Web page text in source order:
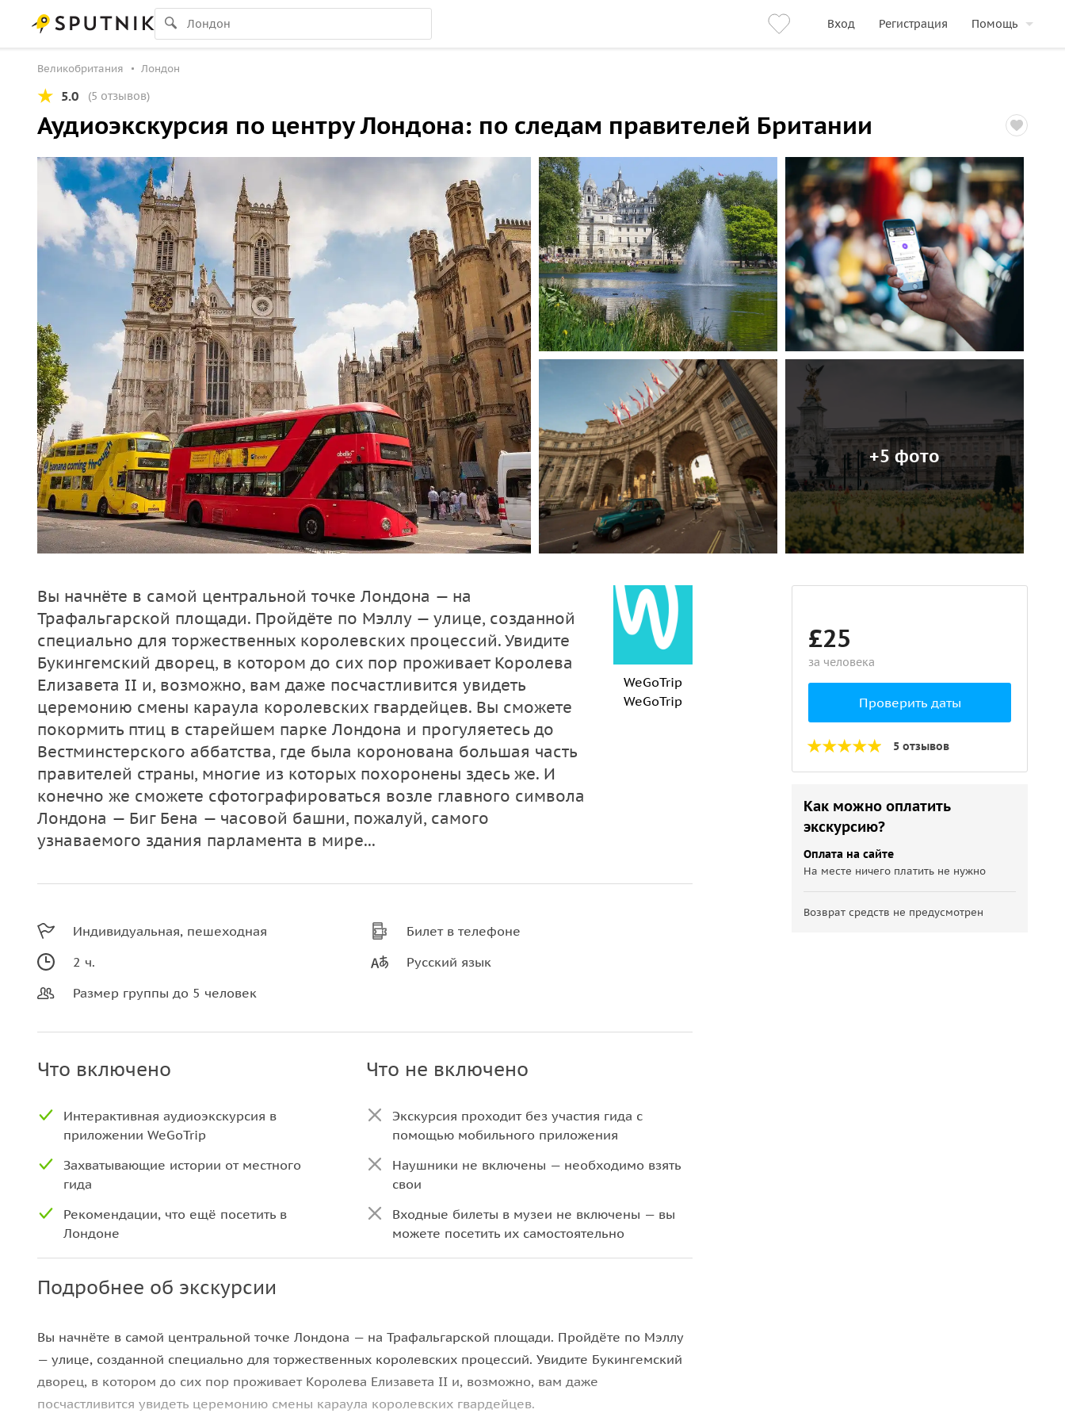
Вход Регистрация Помощь
Великобритания Лондон
5.0 (5 отзывов)
Аудиоэкскурсия по центру Лондона: по следам правителей Британии
+5 фото
Вы начнёте в самой центральной точке Лондона — на
Трафальгарской площади. Пройдёте по Мэллу — улице, созданной
специально для торжественных королевских процессий. Увидите
Букингемский дворец, в котором до сих пор проживает Королева
Елизавета II и, возможно, вам даже посчастливится увидеть
церемонию смены караула королевских гвардейцев. Вы сможете
покормить птиц в старейшем парке Лондона и прогуляетесь до
Вестминстерского аббатства, где была коронована большая часть
правителей страны, многие из которых похоронены здесь же. И
конечно же сможете сфотографироваться возле главного символа
Лондона — Биг Бена — часовой башни, пожалуй, самого
узнаваемого здания парламента в мире...
WeGoTrip
WeGoTrip
Индивидуальная, пешеходная
2 ч.
Размер группы до 5 человек
Билет в телефоне
Русский язык
Что включено
Интерактивная аудиоэкскурсия в
приложении WeGoTrip
Захватывающие истории от местного
гида
Рекомендации, что ещё посетить в
Лондоне
Что не включено
Экскурсия проходит без участия гида с
помощью мобильного приложения
Наушники не включены — необходимо взять
свои
Входные билеты в музеи не включены — вы
можете посетить их самостоятельно
Подробнее об экскурсии
Вы начнёте в самой центральной точке Лондона — на Трафальгарской площади. Пройдёте по Мэллу
— улице, созданной специально для торжественных королевских процессий. Увидите Букингемский
дворец, в котором до сих пор проживает Королева Елизавета II и, возможно, вам даже
посчастливится увидеть церемонию смены караула королевских гвардейцев.
£25
за человека
Проверить даты
5 отзывов
Как можно оплатить
экскурсию?
Оплата на сайте
На месте ничего платить не нужно
Возврат средств не предусмотрен